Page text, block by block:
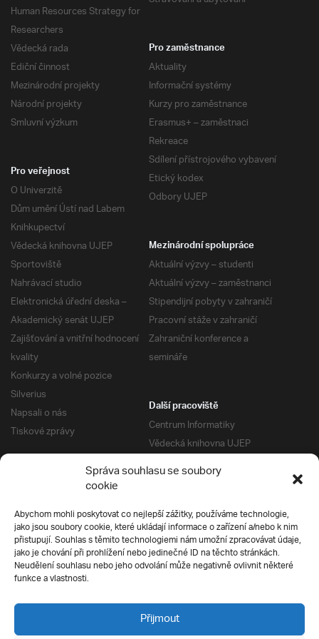
Správa souhlasu se soubory
cookie
Abychom mohli poskytovat co nejlepší zážitky, používáme technologie,
jako jsou soubory cookie, které ukládají informace o zařízení a/nebo k nim
přistupují. Souhlas s těmito technologiemi nám umožní zpracovávat údaje,
jako je chování při prohlížení nebo jedinečné ID na těchto stránkách.
Neudělení souhlasu nebo jeho odvolání může negativně ovlivnit některé
funkce a vlastnosti.
Přijmout
Human Resources Strategy for
Researchers
Vědecká rada
Ediční činnost
Mezinárodní projekty
Národní projekty
Smluvní výzkum
Pro zaměstnance
Aktuality
Informační systémy
Kurzy pro zaměstnance
Erasmus+ – zaměstnaci
Rekreace
Sdílení přístrojového vybavení
Etický kodex
Odbory UJEP
Pro veřejnost
O Univerzitě
Dům umění Ústí nad Labem
Knihkupectví
Vědecká knihovna UJEP
Sportoviště
Nahrávací studio
Elektronická úřední deska –
Akademický senát UJEP
Zajišťování a vnitřní hodnocení
kvality
Konkurzy a volné pozice
Silverius
Napsali o nás
Tiskové zprávy
Mezinárodní spolupráce
Aktuální výzvy – studenti
Aktuální výzvy – zaměstnanci
Stipendijní pobyty v zahraničí
Pracovní stáže v zahraničí
Zahraniční konference a
semináře
Další pracoviště
Centrum Informatiky
Vědecká knihovna UJEP
Správa kolejí a menz
Univerzitní centrum podpory
Silverius
Pro uchazeče
Přijímací řízení
E-prihlaska
Přípravné kurzy
Ochrana soukromí